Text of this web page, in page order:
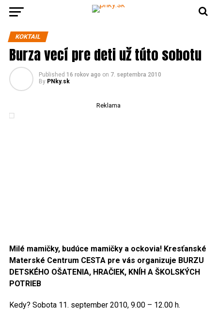
KOKTAIL
Burza vecí pre deti už túto sobotu
Published 16 rokov ago on 7. septembra 2010
By PNky.sk
Reklama
Milé mamičky, budúce mamičky a ockovia! Kresťanské
Materské Centrum CESTApre vás organizuje BURZU
DETSKÉHO OŠATENIA, HRAČIEK, KNÍH A ŠKOLSKÝCH
POTRIEB
Kedy? Sobota 11. september 2010, 9.00 – 12.00 h.